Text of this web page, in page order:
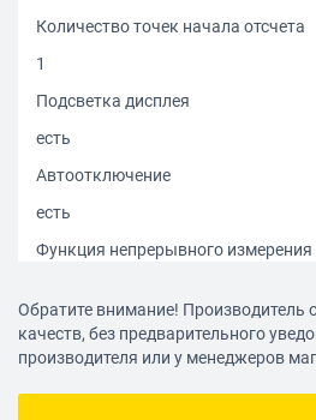
Количество точек начала отсчета
1
Подсветка дисплея
есть
Автоотключение
есть
Функция непрерывного измерения
Макс. время измерений
0.5 c
Встроенная память
Обратите внимание! Производитель
качеств, без предварительного
производителя или у менеджеров